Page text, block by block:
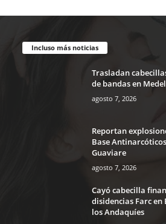
Incluso más noticias
Trasladan
de bandas en
agosto 7, 2026
Reportan
Base
Guaviare
agosto 7, 2026
Cayó cabecilla
disidencias Farc en
los Andaquíes